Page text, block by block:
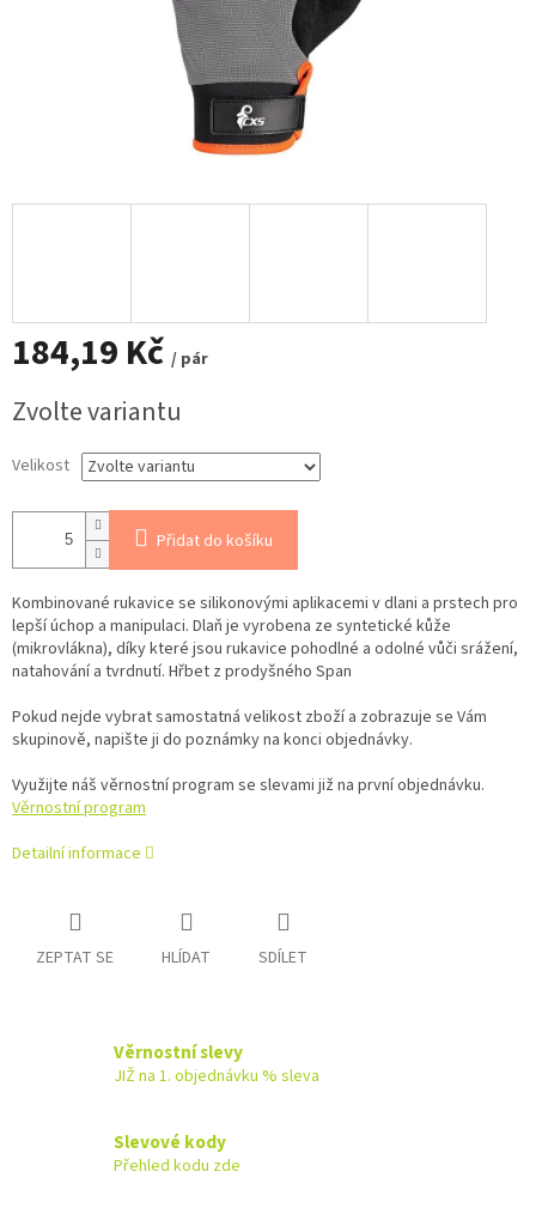
184,19 Kč / pár
cena:
Zvolte variantu
Velikost
Přidat do košíku
Kombinované rukavice se silikonovými aplikacemi v dlani a prstech pro
lepší úchop a manipulaci. Dlaň je vyrobena ze syntetické kůže
(mikrovlákna), díky které jsou rukavice pohodlné a odolné vůči srážení,
natahování a tvrdnutí. Hřbet z prodyšného Span
Pokud nejde vybrat samostatná velikost zboží a zobrazuje se Vám
skupinově, napište ji do poznámky na konci objednávky.
Využijte náš věrnostní program se slevami již na první objednávku.
Věrnostní program
Detailní informace
ZEPTAT SE HLÍDAT SDÍLET
Věrnostní slevy
JIŽ na 1. objednávku % sleva
Slevové kody
Přehled kodu zde